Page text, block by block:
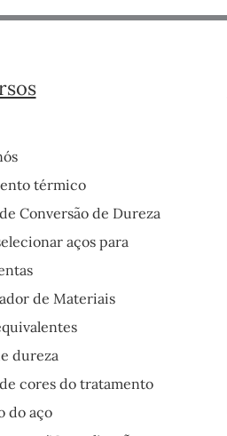
térmico
Conversão de Dureza
aços para
de Materiais
dureza
cores do tratamento
do aço